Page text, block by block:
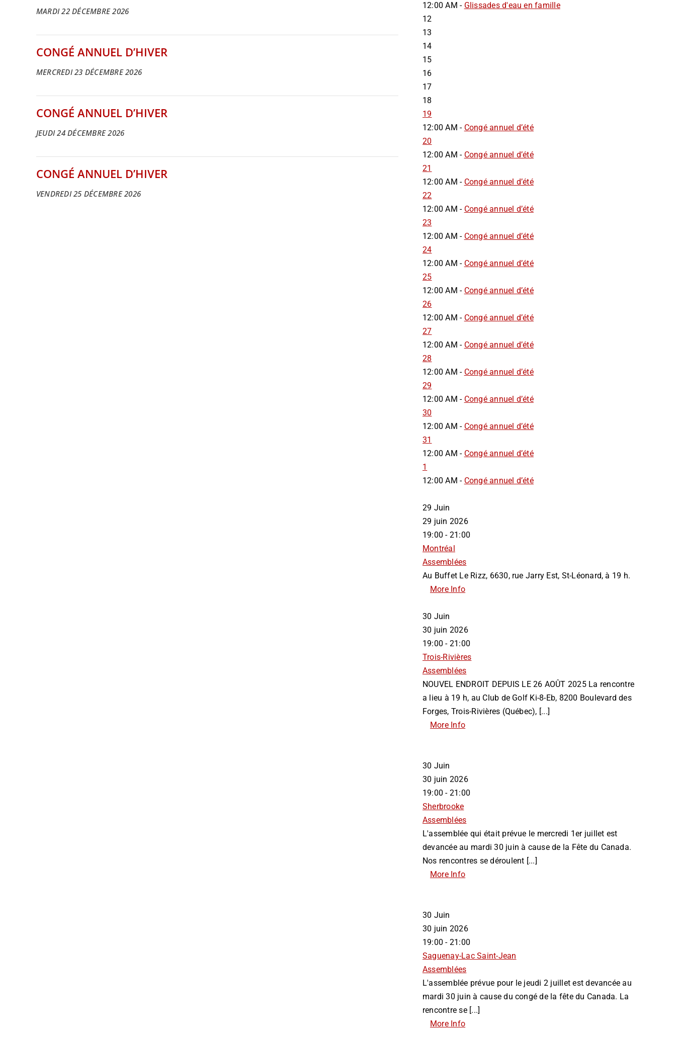
MARDI 22 DÉCEMBRE 2026
CONGÉ ANNUEL D’HIVER
MERCREDI 23 DÉCEMBRE 2026
CONGÉ ANNUEL D’HIVER
JEUDI 24 DÉCEMBRE 2026
CONGÉ ANNUEL D’HIVER
VENDREDI 25 DÉCEMBRE 2026
12:00 AM - Glissades d'eau en famille
12
13
14
15
16
17
18
19
12:00 AM - Congé annuel d’été
20
12:00 AM - Congé annuel d’été
21
12:00 AM - Congé annuel d’été
22
12:00 AM - Congé annuel d’été
23
12:00 AM - Congé annuel d’été
24
12:00 AM - Congé annuel d’été
25
12:00 AM - Congé annuel d’été
26
12:00 AM - Congé annuel d’été
27
12:00 AM - Congé annuel d’été
28
12:00 AM - Congé annuel d’été
29
12:00 AM - Congé annuel d’été
30
12:00 AM - Congé annuel d’été
31
12:00 AM - Congé annuel d’été
1
12:00 AM - Congé annuel d’été
29 Juin
29 juin 2026
19:00 - 21:00
Montréal
Assemblées
Au Buffet Le Rizz, 6630, rue Jarry Est, St-Léonard, à 19 h.
More Info
30 Juin
30 juin 2026
19:00 - 21:00
Trois-Rivières
Assemblées
NOUVEL ENDROIT DEPUIS LE 26 AOÛT 2025 La rencontre
a lieu à 19 h, au Club de Golf Ki-8-Eb, 8200 Boulevard des
Forges, Trois-Rivières (Québec), [...]
More Info
30 Juin
30 juin 2026
19:00 - 21:00
Sherbrooke
Assemblées
L'assemblée qui était prévue le mercredi 1er juillet est
devancée au mardi 30 juin à cause de la Fête du Canada.
Nos rencontres se déroulent [...]
More Info
30 Juin
30 juin 2026
19:00 - 21:00
Saguenay-Lac Saint-Jean
Assemblées
L'assemblée prévue pour le jeudi 2 juillet est devancée au
mardi 30 juin à cause du congé de la fête du Canada. La
rencontre se [...]
More Info